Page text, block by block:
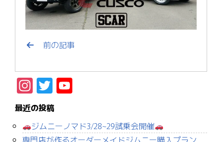
前の記事
Instagram
Twitter
最近の投稿
ジムニーノマド3/28~29試乗会開催
専門店が作るオーダーメイドジムニー購入プラン